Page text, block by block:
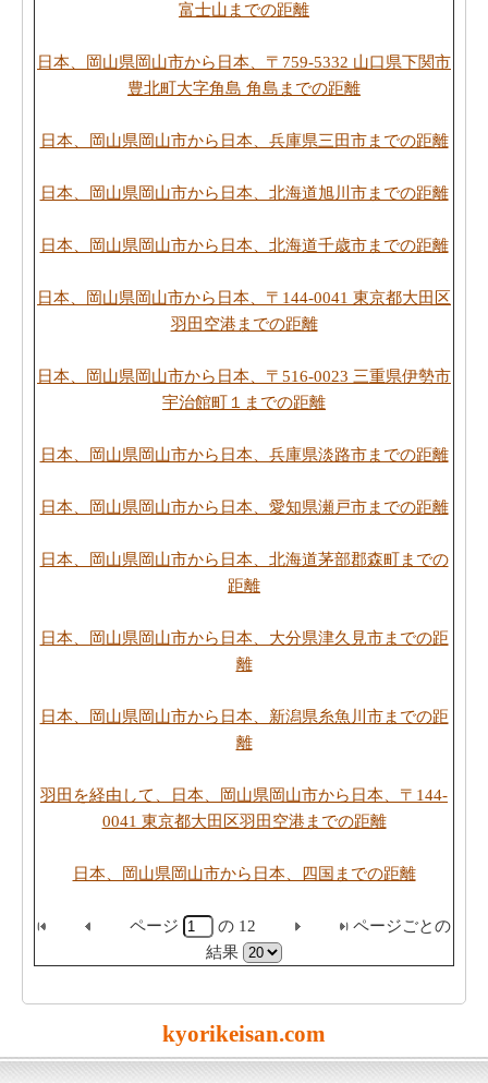
富士山までの距離
日本、岡山県岡山市から日本、〒759-5332 山口県下関市
豊北町大字角島 角島までの距離
日本、岡山県岡山市から日本、兵庫県三田市までの距離
日本、岡山県岡山市から日本、北海道旭川市までの距離
日本、岡山県岡山市から日本、北海道千歳市までの距離
日本、岡山県岡山市から日本、〒144-0041 東京都大田区
羽田空港までの距離
日本、岡山県岡山市から日本、〒516-0023 三重県伊勢市
宇治館町１までの距離
日本、岡山県岡山市から日本、兵庫県淡路市までの距離
日本、岡山県岡山市から日本、愛知県瀬戸市までの距離
日本、岡山県岡山市から日本、北海道茅部郡森町までの
距離
日本、岡山県岡山市から日本、大分県津久見市までの距
離
日本、岡山県岡山市から日本、新潟県糸魚川市までの距
離
羽田を経由して、日本、岡山県岡山市から日本、〒144-
0041 東京都大田区羽田空港までの距離
日本、岡山県岡山市から日本、四国までの距離
ページ の 12
ページごとの
結果
kyorikeisan.com